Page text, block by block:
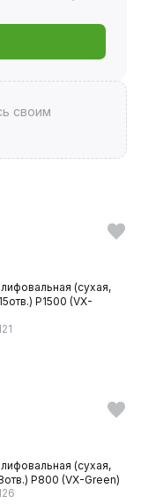
своим
(сухая,
P1500 (VX-
(сухая,
P800 (VX-Green)